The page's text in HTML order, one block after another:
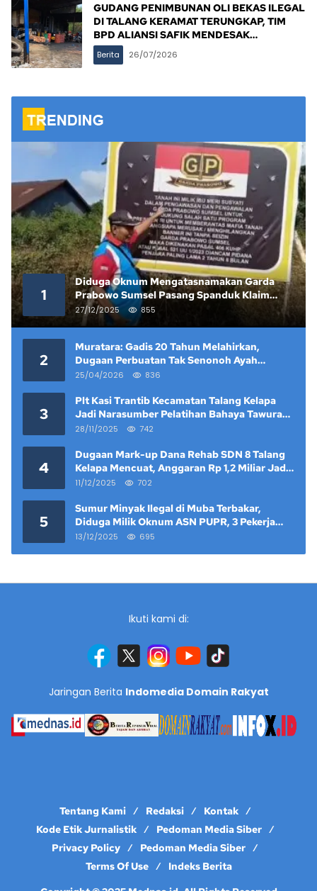
GUDANG PENIMBUNAN OLI BEKAS ILEGAL
DI TALANG KERAMAT TERUNGKAP, TIM
BPD ALIANSI SAFIK MENDESAK
PENINDAKAN TEGAS PEMERINTAH
BANYUASIN
Berita 26/07/2026
1
Diduga Oknum Mengatasnamakan Garda
Prabowo Sumsel Pasang Spanduk Klaim
Lahan yang Telah Diputus Pengadilan
27/12/2025 855
2
Muratara: Gadis 20 Tahun Melahirkan,
Dugaan Perbuatan Tak Senonoh Ayah
Kandung Mencuat
25/04/2026 836
3
Plt Kasi Trantib Kecamatan Talang Kelapa
Jadi Narasumber Pelatihan Bahaya Tawuran
dan Narkoba di Keramat Raya
28/11/2025 742
4
Dugaan Mark-up Dana Rehab SDN 8 Talang
Kelapa Mencuat, Anggaran Rp 1,2 Miliar Jadi
Sorotan
11/12/2025 702
5
Sumur Minyak Ilegal di Muba Terbakar,
Diduga Milik Oknum ASN PUPR, 3 Pekerja
Tewas
13/12/2025 695
Ikuti kami di:
Jaringan Berita Indomedia Domain Rakyat
Tentang Kami Redaksi
Kontak
Kode Etik Jurnalistik
Pedoman Media Siber
Privacy Policy
Pedoman Media Siber
Terms Of Use
Indeks Berita